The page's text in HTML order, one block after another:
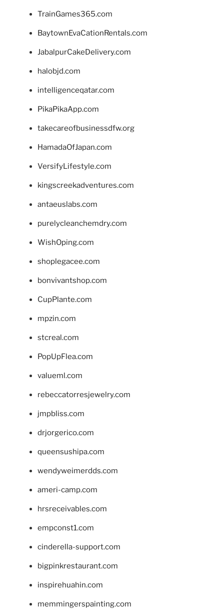
TrainGames365.com
BaytownEvaCationRentals.com
JabalpurCakeDelivery.com
halobjd.com
intelligenceqatar.com
PikaPikaApp.com
takecareofbusinessdfw.org
HamadaOfJapan.com
VersifyLifestyle.com
kingscreekadventures.com
antaeuslabs.com
purelycleanchemdry.com
WishOping.com
shoplegacee.com
bonvivantshop.com
CupPlante.com
mpzin.com
stcreal.com
PopUpFlea.com
valueml.com
rebeccatorresjewelry.com
jmpbliss.com
drjorgerico.com
queensushipa.com
wendyweimerdds.com
ameri-camp.com
hrsreceivables.com
empconst1.com
cinderella-support.com
bigpinkrestaurant.com
inspirehuahin.com
memmingerspainting.com